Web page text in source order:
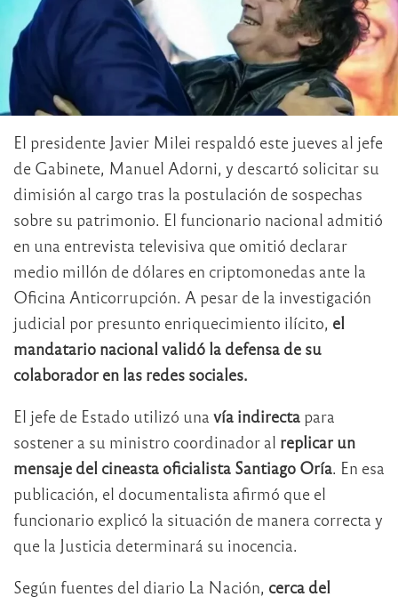
El presidente Javier Milei respaldó este jueves al jefe
de Gabinete, Manuel Adorni, y descartó solicitar su
dimisión al cargo tras la postulación de sospechas
sobre su patrimonio. El funcionario nacional admitió
en una entrevista televisiva que omitió declarar
medio millón de dólares en criptomonedas ante la
Oficina Anticorrupción. A pesar de la investigación
judicial por presunto enriquecimiento ilícito, el
mandatario nacional validó la defensa de su
colaborador en las redes sociales.
El jefe de Estado utilizó una vía indirecta para
sostener a su ministro coordinador al replicar un
mensaje del cineasta oficialista Santiago Oría . En esa
publicación, el documentalista afirmó que el
funcionario explicó la situación de manera correcta y
que la Justicia determinará su inocencia.
Según fuentes del diario La Nación, cerca del